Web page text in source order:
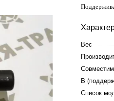
Вес
B
Список